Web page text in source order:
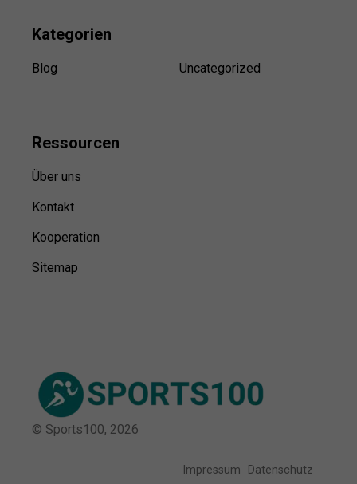
Kategorien
Blog Uncategorized
Ressourcen
Über uns
Kontakt
Kooperation
Sitemap
© Sports100, 2026
Impressum Datenschutz